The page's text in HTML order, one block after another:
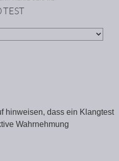
TEST
hinweisen, dass ein Klangtest
Wahrnehmung